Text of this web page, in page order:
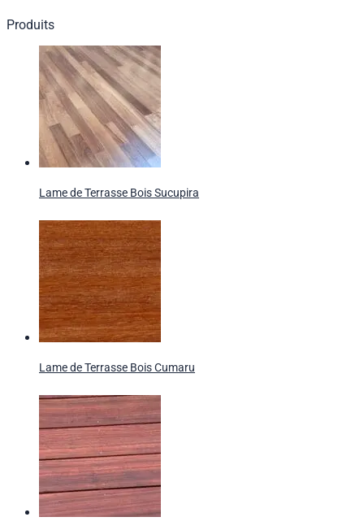
Produits
Lame de Terrasse Bois Sucupira
Lame de Terrasse Bois Cumaru